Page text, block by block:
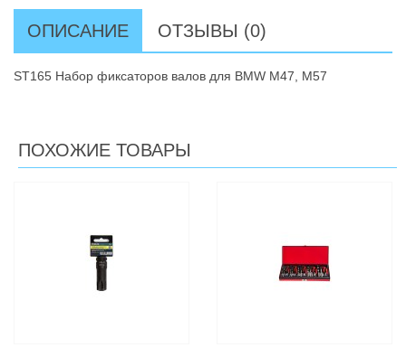
ОПИСАНИЕ ОТЗЫВЫ (0)
ST165 Набор фиксаторов валов для BMW М47, М57
ПОХОЖИЕ ТОВАРЫ